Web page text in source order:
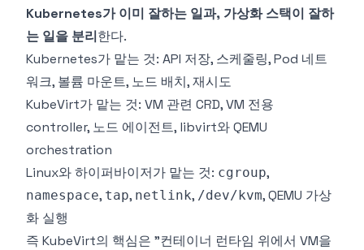
Kubernetes가 이미 잘하는 일과, 가상화 스택이 잘하
는 일을 분리한다.
Kubernetes가 맡는 것: API 저장, 스케줄링, Pod 네트
워크, 볼륨 마운트, 노드 배치, 재시도
KubeVirt가 맡는 것: VM 관련 CRD, VM 전용
controller, 노드 에이전트, libvirt와 QEMU
orchestration
Linux와 하이퍼바이저가 맡는 것: cgroup,
namespace, tap, netlink, /dev/kvm, QEMU 가상
화 실행
즉 KubeVirt의 핵심은 "컨테이너 런타임 위에서 VM을